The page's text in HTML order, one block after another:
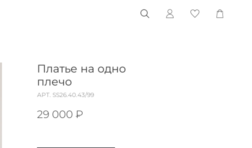
Платье на одно
плечо
АРТ. SS26.40.43/99
29 000 ₽